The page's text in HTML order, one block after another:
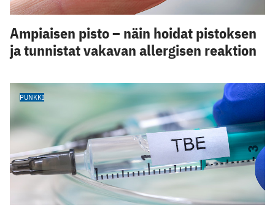
Ampiaisen pisto – näin hoidat pistoksen
ja tunnistat vakavan allergisen reaktion
PUNKKI